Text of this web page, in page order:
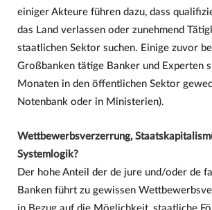
einiger Akteure führen dazu, dass
das Land verlassen oder zunehmend
staatlichen Sektor suchen. Einige zuvor
Großbanken tätige Banker und Experten
Monaten in den öffentlichen Sektor
Notenbank oder in Ministerien).
Wettbewerbsverzerrung,
Systemlogik?
Der hohe Anteil der de jure und/oder de
Banken führt zu gewissen